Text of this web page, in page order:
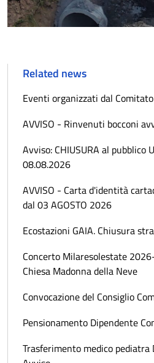
Related news
Eventi organizzati dal
AVVISO - Rinvenuti bocconi
Avviso: CHIUSURA al pubblico
08.08.2026
AVVISO - Carta d'identità
dal 03 AGOSTO 2026
Ecostazioni GAIA. Chiusura
Concerto Milaresolestate
Chiesa Madonna della Neve
Convocazione del Consiglio
Pensionamento Dipendente
Trasferimento medico pediatra